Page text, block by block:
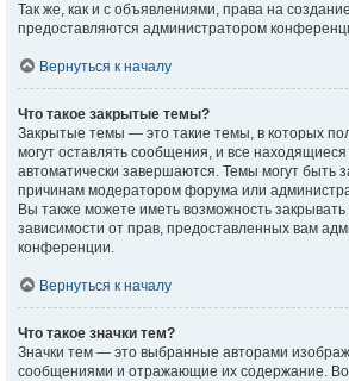
Так же, как и с объявлениями, права на
предоставляются администратором
Вернуться к началу
Что такое закрытые темы?
Закрытые темы — это такие темы, в которых
могут оставлять сообщения, и все
автоматически завершаются. Темы могут быть
причинам модератором форума или
Вы также можете иметь возможность
зависимости от прав, предоставленных вам
конференции.
Вернуться к началу
Что такое значки тем?
Значки тем — это выбранные авторами
сообщениями и отражающие их содержание.